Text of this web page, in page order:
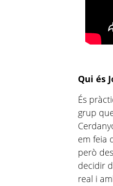
Qui és
És
grup
em feia
però
decidir
real i